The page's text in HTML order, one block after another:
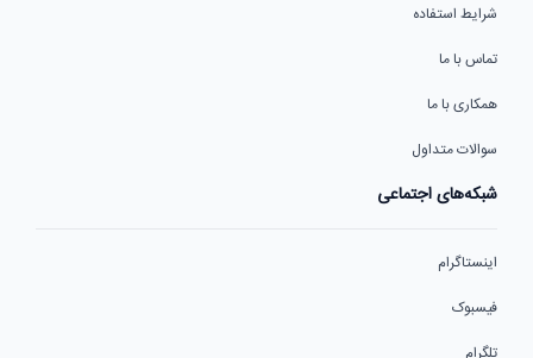
شرایط استفاده
تماس با ما
همکاری با ما
سوالات متداول
شبکه‌های اجتماعی
اینستاگرام
فیسبوک
تلگرام